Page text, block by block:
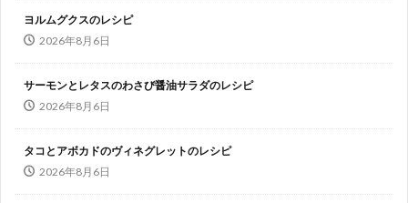
ヨルムグクスのレシピ
2026年8月6日
サーモンとレタスのわさび醤油サラダのレシピ
2026年8月6日
タコとアボカドのヴィネグレットのレシピ
2026年8月6日